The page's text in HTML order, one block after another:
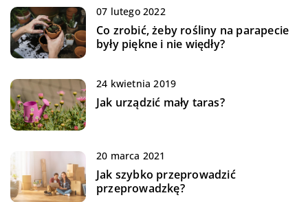
07 lutego 2022
Co zrobić, żeby rośliny na parapecie
były piękne i nie więdły?
24 kwietnia 2019
Jak urządzić mały taras?
20 marca 2021
Jak szybko przeprowadzić
przeprowadzkę?